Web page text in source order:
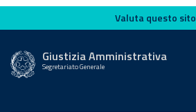
Valuta questo sito
Valuta questo sito
Giustizia Amministrativa
Segretariato Generale